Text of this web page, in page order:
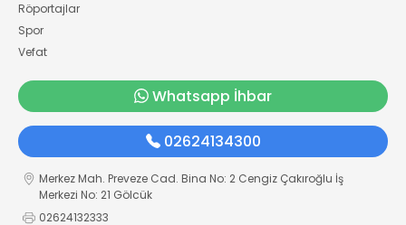
Röportajlar
Spor
Vefat
Whatsapp İhbar
02624134300
Merkez Mah. Preveze Cad. Bina No: 2 Cengiz Çakıroğlu İş
Merkezi No: 21 Gölcük
02624132333